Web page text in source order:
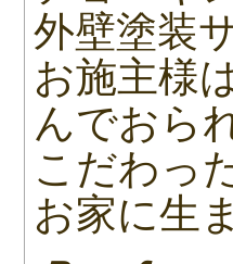
外壁塗装
お施主様
んでおら
こだわっ
お家に生